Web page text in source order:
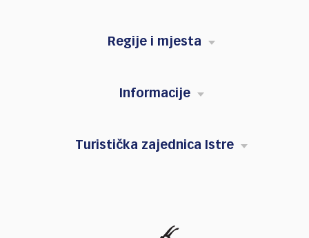
Regije i mjesta
Informacije
Turistička zajednica Istre